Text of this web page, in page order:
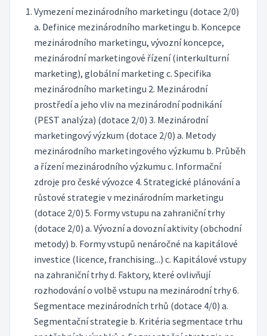
Vymezení mezinárodního marketingu (dotace 2/0)
a. Definice mezinárodního marketingu b. Koncepce
mezinárodního marketingu, vývozní koncepce,
mezinárodní marketingové řízení (interkulturní
marketing), globální marketing c. Specifika
mezinárodního marketingu 2. Mezinárodní
prostředí a jeho vliv na mezinárodní podnikání
(PEST analýza) (dotace 2/0) 3. Mezinárodní
marketingový výzkum (dotace 2/0) a. Metody
mezinárodního marketingového výzkumu b. Průběh
a řízení mezinárodního výzkumu c. Informační
zdroje pro české vývozce 4. Strategické plánování a
růstové strategie v mezinárodním marketingu
(dotace 2/0) 5. Formy vstupu na zahraniční trhy
(dotace 2/0) a. Vývozní a dovozní aktivity (obchodní
metody) b. Formy vstupů nenáročné na kapitálové
investice (licence, franchising...) c. Kapitálové vstupy
na zahraniční trhy d. Faktory, které ovlivňují
rozhodování o volbě vstupu na mezinárodní trhy 6.
Segmentace mezinárodních trhů (dotace 4/0) a.
Segmentační strategie b. Kritéria segmentace trhu